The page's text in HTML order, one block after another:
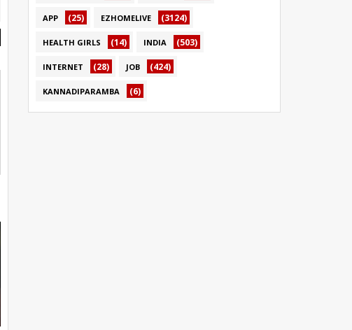
APP (25) EZHOMELIVE (3124)
HEALTH GIRLS (14) INDIA (503)
INTERNET (28) JOB (424)
KANNADIPARAMBA (6)